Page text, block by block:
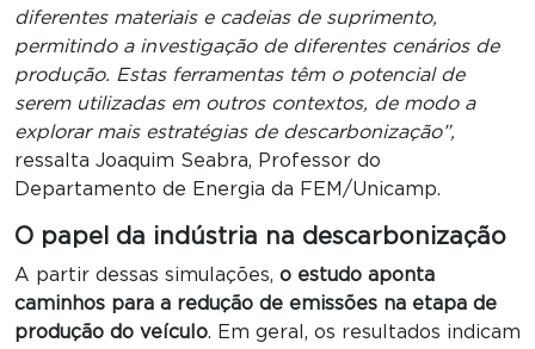
diferentes materiais e cadeias de suprimento,
permitindo a investigação de diferentes cenários de
produção. Estas ferramentas têm o potencial de
serem utilizadas em outros contextos, de modo a
explorar mais estratégias de descarbonização”,
ressalta Joaquim Seabra, Professor do
Departamento de Energia da FEM/Unicamp.
O papel da indústria na descarbonização
A partir dessas simulações, o estudo aponta
caminhos para a redução de emissões na etapa de
produção do veículo. Em geral, os resultados indicam